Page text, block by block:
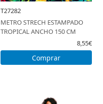
T27282
METRO STRECH ESTAMPADO
TROPICAL ANCHO 150 CM
8,55€
Comprar